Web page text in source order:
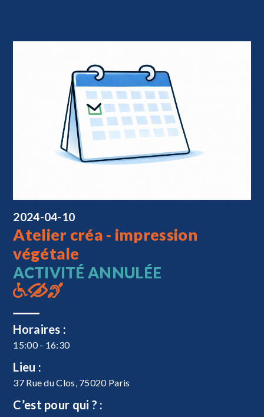
2024-04-10
Atelier créa - impression
végétale
ACTIVITÉ ANNULÉE
Horaires :
15:00 - 16:30
Lieu :
37 Rue du Clos, 75020 Paris
C’est pour qui ? :